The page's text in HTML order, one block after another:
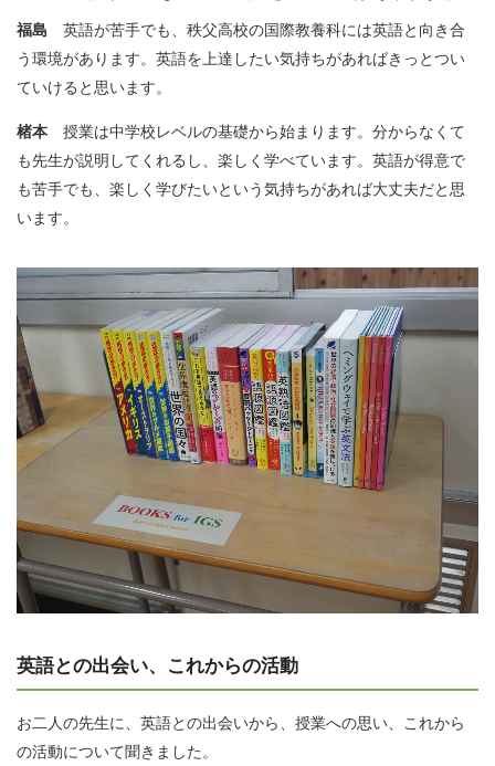
福島 英語が苦手でも、秩父高校の国際教養科には英語と向き合
う環境があります。英語を上達したい気持ちがあればきっとつい
ていけると思います。
楮本 授業は中学校レベルの基礎から始まります。分からなくて
も先生が説明してくれるし、楽しく学べています。英語が得意で
も苦手でも、楽しく学びたいという気持ちがあれば大丈夫だと思
います。
英語との出会い、これからの活動
お二人の先生に、英語との出会いから、授業への思い、これから
の活動について聞きました。